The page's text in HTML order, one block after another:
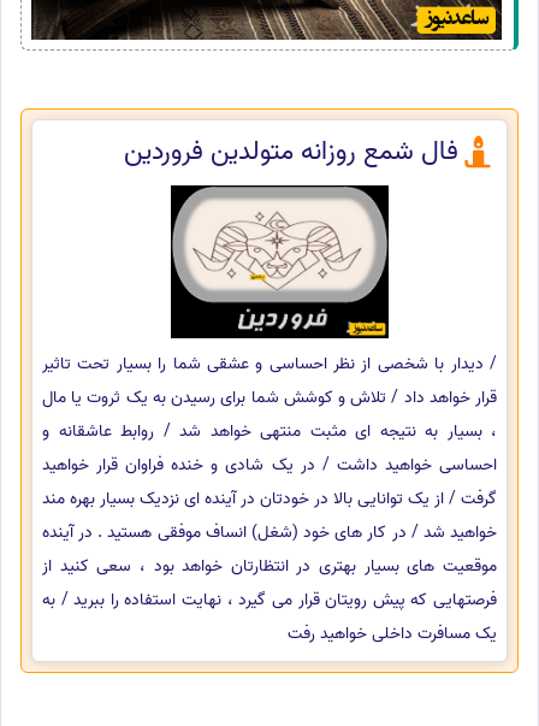
فال شمع روزانه متولدین فروردین
/ دیدار با شخصی از نظر احساسی و عشقی شما را بسیار تحت تاثیر
قرار خواهد داد / تلاش و کوشش شما برای رسیدن به یک ثروت یا مال
، بسیار به نتیجه ای مثبت منتهی خواهد شد / روابط عاشقانه و
احساسی خواهید داشت / در یک شادی و خنده فراوان قرار خواهید
گرفت / از یک توانایی بالا در خودتان در آینده ای نزدیک بسیار بهره مند
خواهید شد / در کار های خود (شغل) انساف موفقی هستید . در آینده
موقعیت های بسیار بهتری در انتظارتان خواهد بود ، سعی کنید از
فرصتهایی که پیش رویتان قرار می گیرد ، نهایت استفاده را ببرید / به
یک مسافرت داخلی خواهید رفت